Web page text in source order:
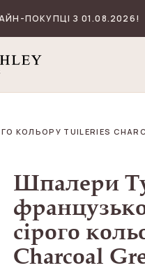
ПОКУПЦІ З 01.08.2026!
TUILERIES
Шпалери
сірого
Charcoal